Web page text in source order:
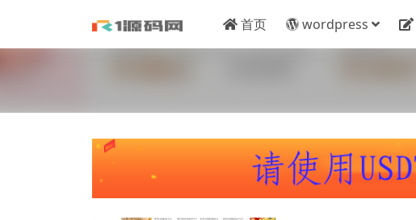
首页 wordpress